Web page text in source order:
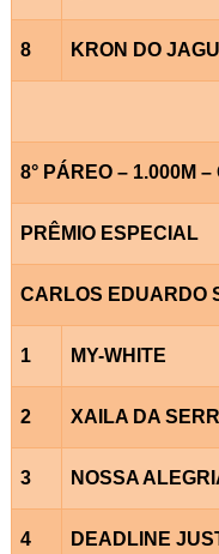
8 KRON DO
8° PÁREO – 1.000M
PRÊMIO ESPECIAL
CARLOS EDUARDO
1 MY-WHITE
2 XAILA DA
3 NOSSA
4 DEADLINE